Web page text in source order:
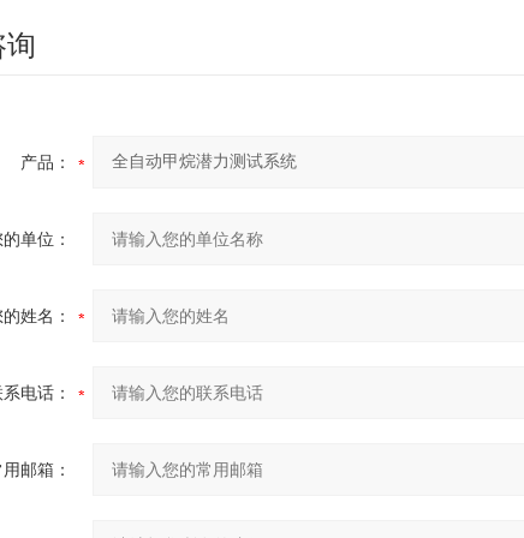
产品：
单位：
姓名：
电话：
邮箱：